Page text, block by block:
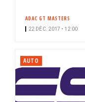
ADAC GT MASTERS
22 DÉC. 2017 • 12:00
AUTO